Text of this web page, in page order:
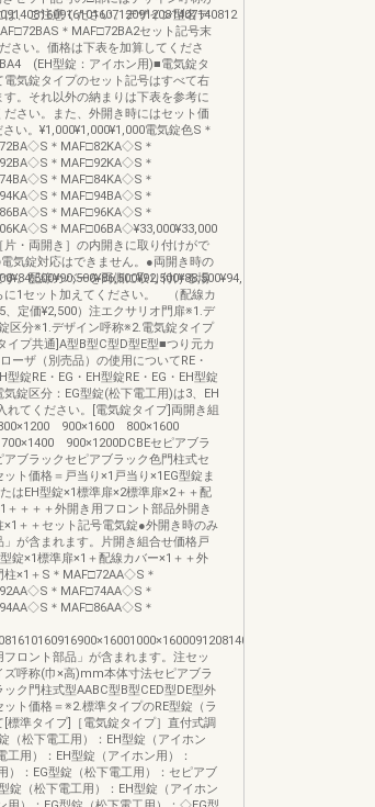
、ご注意ください。デザイン型名デ
＊MAF□72BA2セット記号末
さい。価格は下表を加算してくださ
(EH型錠：アイホン用)■電気錠タ
気錠タイプのセット記号はすべて右
。それ以外の納まりは下表を参考に
さい。また、外開き時にはセット価
い。¥1,000¥1,000¥1,000電気錠色S＊
＊MAF□82KA◇S＊
＊MAF□92KA◇S＊
＊MAF□84KA◇S＊
＊MAF□94BA◇S＊
＊MAF□96KA◇S＊
＊MAF□06BA◇¥33,000¥33,000
・両開き］の内開きに取り付けがで
気錠対応はできません。●両開き時の
。配線カバーを両側に取り付ける場
に1セット加えてください。 （配線カ
定価¥2,500）注エクサリオ門扉※1.デ
区分※1.デザイン呼称※2.電気錠タイプ
イプ共通]A型B型C型D型E型■つり元カ
ーザ（別売品）の使用についてRE・
型錠RE・EG・EH型錠RE・EG・EH型錠
錠区分：EG型錠(松下電工用)は3、EH
れてください。[電気錠タイプ]両開き組
900×1600 800×1600
900×1200DCBEセピアブラ
アブラックセピアブラック色門柱式セ
ト価格＝戸当り×1戸当り×1EG型錠ま
はEH型錠×1標準扉×2標準扉×2＋＋配
＋＋＋＋外開き用フロント部品外開き
×1＋＋セット記号電気錠●外開き時のみ
」が含まれます。片開き組合せ価格戸
錠×1標準扉×1＋配線カバー×1＋＋外
柱×1＋S＊MAF□72AA◇S＊
＊MAF□74AA◇S＊
＊MAF□86AA◇S＊
ロント部品」が含まれます。注セッ
ズ呼称(巾×高)mm本体寸法セピアブラ
ク門柱式型AABC型B型CED型DE型外
ト価格＝※2.標準タイプのRE型錠（ラ
標準タイプ]［電気錠タイプ］直付式調
松下電工用）：EH型錠（アイホン
用）：EH型錠（アイホン用）：
）：EG型錠（松下電工用）：セピアブ
（松下電工用）：EH型錠（アイホン